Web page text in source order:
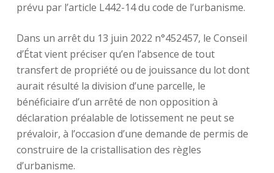
prévu par l’article L442-14 du code de l’urbanisme.
Dans un arrêt du 13 juin 2022 n°452457, le Conseil
d’État vient préciser qu’en l’absence de tout
transfert de propriété ou de jouissance du lot dont
aurait résulté la division d’une parcelle, le
bénéficiaire d’un arrêté de non opposition à
déclaration préalable de lotissement ne peut se
prévaloir, à l’occasion d’une demande de permis de
construire de la cristallisation des règles
d’urbanisme.